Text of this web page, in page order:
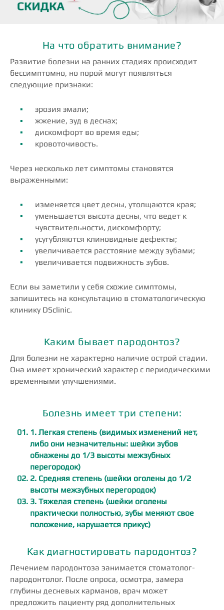
На что обратить внимание?
Развитие болезни на ранних стадиях происходит
бессимптомно, но порой могут появляться
следующие признаки:
эрозия эмали;
жжение, зуд в деснах;
дискомфорт во время еды;
кровоточивость.
Через несколько лет симптомы становятся
выраженными:
изменяется цвет десны, утолщаются края;
уменьшается высота десны, что ведет к
чувствительности, дискомфорту;
усугубляются клиновидные дефекты;
увеличивается расстояние между зубами;
увеличивается подвижность зубов.
Если вы заметили у себя схожие симптомы,
запишитесь на консультацию в стоматологическую
клинику DSclinic.
Каким бывает пародонтоз?
Для болезни не характерно наличие острой стадии.
Она имеет хронический характер с периодическими
временными улучшениями.
Болезнь имеет три степени:
1. Легкая степень (видимых изменений нет,
либо они незначительны: шейки зубов
обнажены до 1/3 высоты межзубных
перегородок)
2. Средняя степень (шейки оголены до 1/2
высоты межзубных перегородок)
3. Тяжелая степень (шейки оголены
практически полностью, зубы меняют свое
положение, нарушается прикус)
Как диагностировать пародонтоз?
Лечением пародонтоза занимается стоматолог-
пародонтолог. После опроса, осмотра, замера
глубины десневых карманов, врач может
предложить пациенту ряд дополнительных